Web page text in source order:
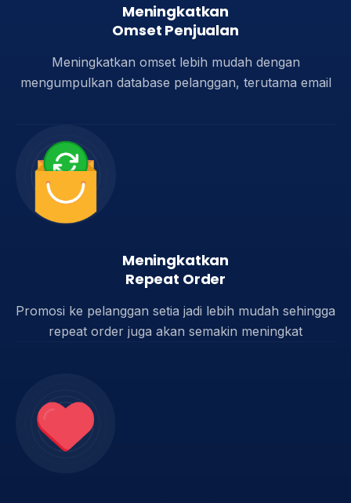
Meningkatkan
Omset Penjualan​
Meningkatkan omset lebih mudah dengan
mengumpulkan database pelanggan, terutama email​
Meningkatkan
Repeat Order
Promosi ke pelanggan setia jadi lebih mudah sehingga
repeat order juga akan semakin meningkat​